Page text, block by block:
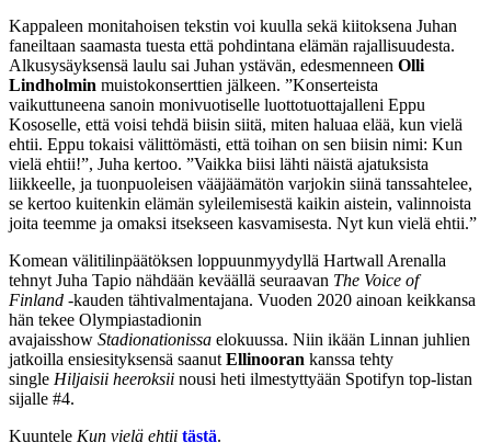
Kappaleen monitahoisen tekstin voi kuulla sekä kiitoksena Juhan
faneiltaan saamasta tuesta että pohdintana elämän rajallisuudesta.
Alkusysäyksensä laulu sai Juhan ystävän, edesmenneen Olli
Lindholmin muistokonserttien jälkeen. ”Konserteista
vaikuttuneena sanoin monivuotiselle luottotuottajalleni Eppu
Kososelle, että voisi tehdä biisin siitä, miten haluaa elää, kun vielä
ehtii. Eppu tokaisi välittömästi, että toihan on sen biisin nimi: Kun
vielä ehtii!”, Juha kertoo. ”Vaikka biisi lähti näistä ajatuksista
liikkeelle, ja tuonpuoleisen vääjäämätön varjokin siinä tanssahtelee,
se kertoo kuitenkin elämän syleilemisestä kaikin aistein, valinnoista
joita teemme ja omaksi itsekseen kasvamisesta. Nyt kun vielä ehtii.”
Komean välitilinpäätöksen loppuunmyydyllä Hartwall Arenalla
tehnyt Juha Tapio nähdään keväällä seuraavan The Voice of
Finland -kauden tähtivalmentajana. Vuoden 2020 ainoan keikkansa
hän tekee Olympiastadionin
avajaisshow Stadionationissa elokuussa. Niin ikään Linnan juhlien
jatkoilla ensiesityksensä saanut Ellinooran kanssa tehty
single Hiljaisii heeroksii nousi heti ilmestyttyään Spotifyn top-listan
sijalle #4.
Kuuntele Kun vielä ehtii tästä.